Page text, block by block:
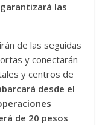
las
de las seguidas
y conectarán
y centros de
desde el
de 20 pesos